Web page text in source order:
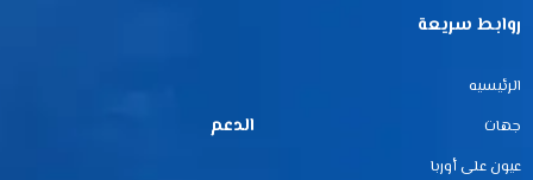
روابط سريعة
الرئيسيه
جهات
عيون على أوربا
الدعم